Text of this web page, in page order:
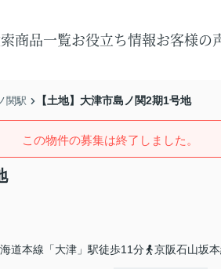
商品一覧お役立ち情報お客様の
関駅 【土地】大津市島ノ関2期1号地
この物件の募集は終了しました。
道本線「大津」駅徒歩11分 京阪石山坂